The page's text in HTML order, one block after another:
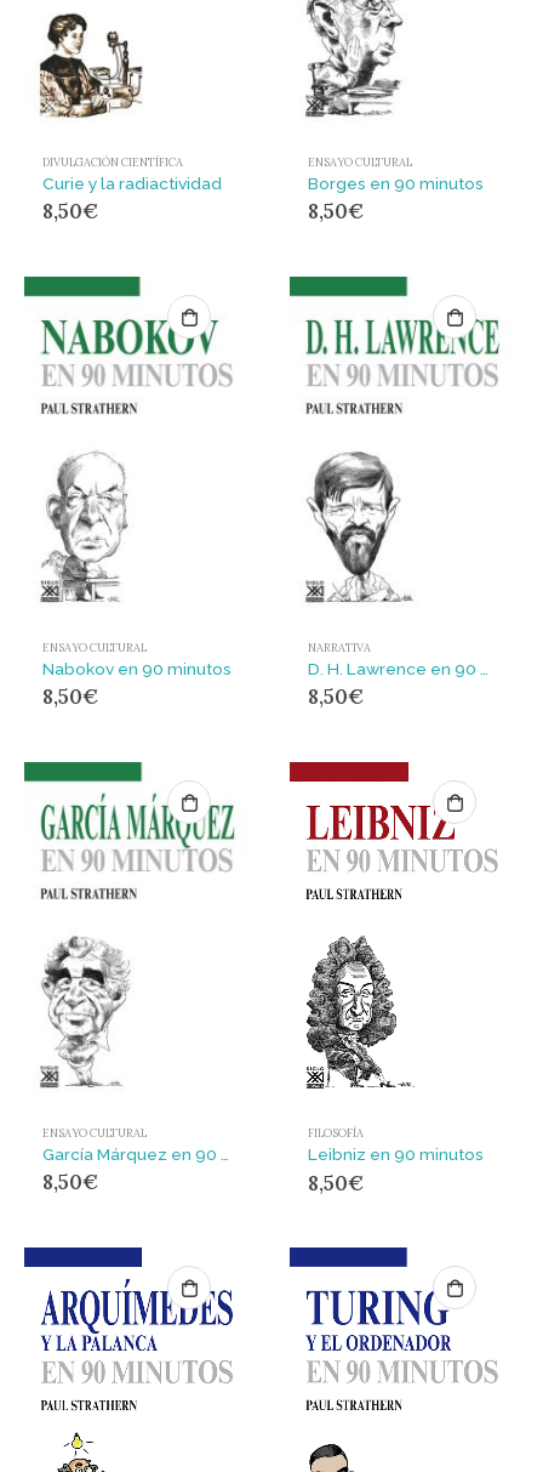
DIVULGACIÓN CIENTÍFICA
Curie y la radiactividad
8,50€
ENSAYO CULTURAL
Borges en 90 minutos
8,50€
ENSAYO CULTURAL
Nabokov en 90 minutos
8,50€
NARRATIVA
8,50€
ENSAYO CULTURAL
8,50€
FILOSOFÍA
Leibniz en 90 minutos
8,50€